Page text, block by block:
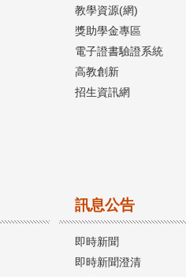
教學資源(網)
獎助學金專區
電子證書驗證系統
高教創新
招生資訊網
訊息公告
即時新聞
即時新聞澄清